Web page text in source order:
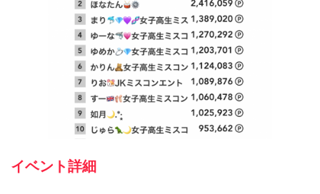
イベント詳細